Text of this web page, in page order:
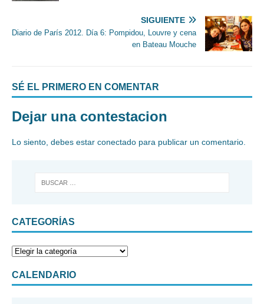
SIGUIENTE
Diario de París 2012. Día 6: Pompidou, Louvre y cena
en Bateau Mouche
SÉ EL PRIMERO EN COMENTAR
Dejar una contestacion
Lo siento, debes estar conectado para publicar un comentario.
CATEGORÍAS
CALENDARIO